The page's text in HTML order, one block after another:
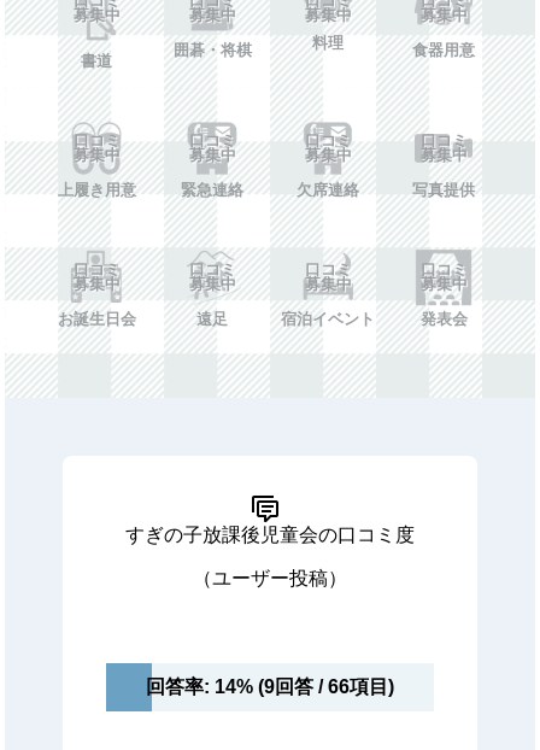
募集中
書道
募集中
囲碁・将棋
募集中
料理
募集中
食器用意
口コミ
募集中
上履き用意
口コミ
募集中
緊急連絡
口コミ
募集中
欠席連絡
口コミ
募集中
写真提供
口コミ
募集中
お誕生日会
口コミ
募集中
遠足
口コミ
募集中
宿泊イベント
口コミ
募集中
発表会
すぎの子放課後児童会の口コミ度
（ユーザー投稿）
回答率: 14% (9回答 / 66項目)